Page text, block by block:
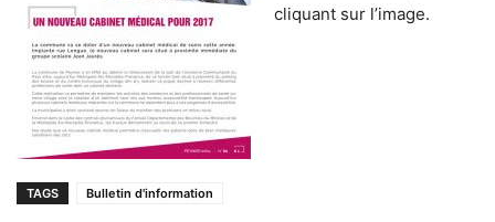
cliquant sur l’image.
TAGS Bulletin d'information